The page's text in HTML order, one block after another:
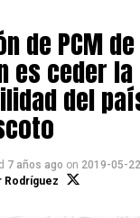
de PCM
es ceder la
del
7 años ago on 2019-05-22
Rodríguez